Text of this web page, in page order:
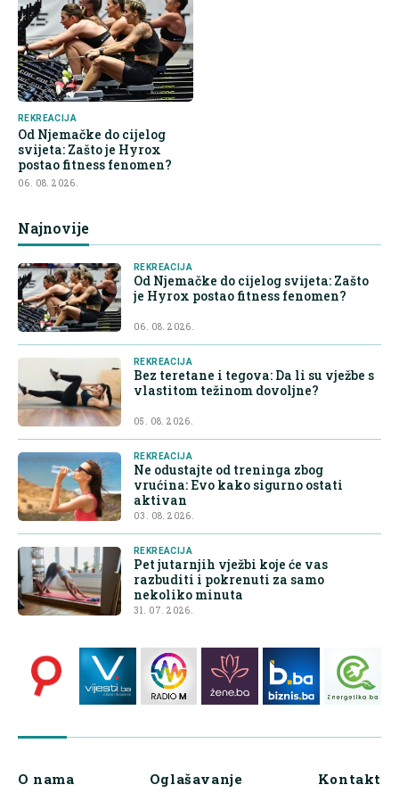
REKREACIJA
Od Njemačke do cijelog
svijeta: Zašto je Hyrox
postao fitness fenomen?
06. 08. 2026.
Najnovije
REKREACIJA
Od Njemačke do cijelog svijeta: Zašto
je Hyrox postao fitness fenomen?
06. 08. 2026.
REKREACIJA
Bez teretane i tegova: Da li su vježbe s
vlastitom težinom dovoljne?
05. 08. 2026.
REKREACIJA
Ne odustajte od treninga zbog
vrućina: Evo kako sigurno ostati
aktivan
03. 08. 2026.
REKREACIJA
Pet jutarnjih vježbi koje će vas
razbuditi i pokrenuti za samo
nekoliko minuta
31. 07. 2026.
O nama Oglašavanje Kontakt